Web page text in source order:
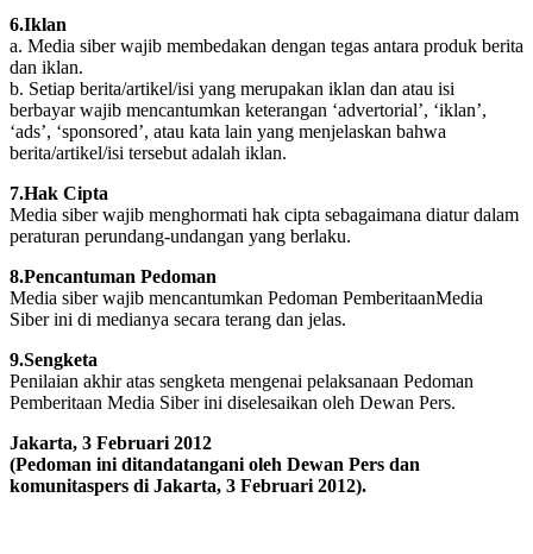
6.Iklan
a. Media siber wajib membedakan dengan tegas antara produk berita
dan iklan.
b. Setiap berita/artikel/isi yang merupakan iklan dan atau isi
berbayar wajib mencantumkan keterangan ‘advertorial’, ‘iklan’,
‘ads’, ‘sponsored’, atau kata lain yang menjelaskan bahwa
berita/artikel/isi tersebut adalah iklan.
7.Hak Cipta
Media siber wajib menghormati hak cipta sebagaimana diatur dalam
peraturan perundang-undangan yang berlaku.
8.Pencantuman Pedoman
Media siber wajib mencantumkan Pedoman PemberitaanMedia
Siber ini di medianya secara terang dan jelas.
9.Sengketa
Penilaian akhir atas sengketa mengenai pelaksanaan Pedoman
Pemberitaan Media Siber ini diselesaikan oleh Dewan Pers.
Jakarta, 3 Februari 2012
(Pedoman ini ditandatangani oleh Dewan Pers dan
komunitaspers di Jakarta, 3 Februari 2012).